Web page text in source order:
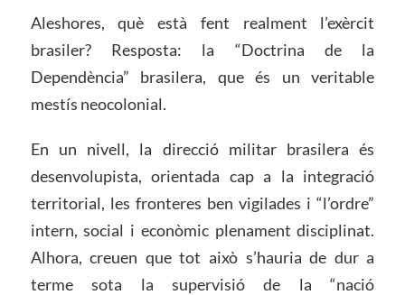
Aleshores, què està fent realment l’exèrcit
brasiler? Resposta: la “Doctrina de la
Dependència” brasilera, que és un veritable
mestís neocolonial.
En un nivell, la direcció militar brasilera és
desenvolupista, orientada cap a la integració
territorial, les fronteres ben vigilades i “l’ordre”
intern, social i econòmic plenament disciplinat.
Alhora, creuen que tot això s’hauria de dur a
terme sota la supervisió de la “nació